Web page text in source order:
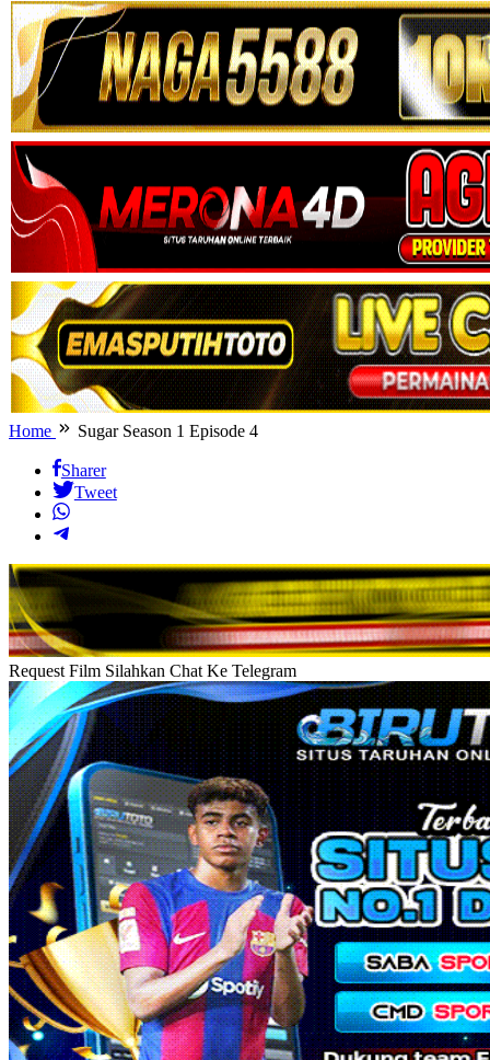
Home Sugar Season 1 Episode 4
Sharer
Tweet
Request Film Silahkan Chat Ke Telegram